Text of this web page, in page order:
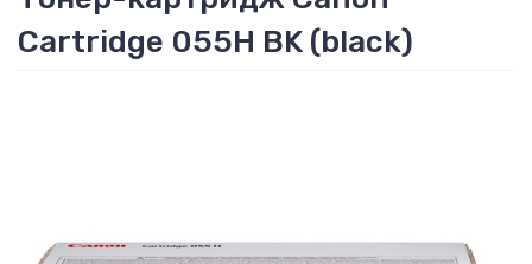
Cartridge 055H BK (black)